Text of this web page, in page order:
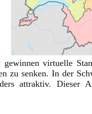
virtuelle
zu senken. In der
attraktiv. Dieser